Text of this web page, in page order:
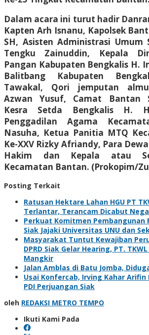
Dalam acara ini turut hadir
Kapten Arh Isnanu, Kapolsek
SH, Asisten Administrasi Umum
Tengku Zainuddin, Kepala
Pangan Kabupaten Bengkalis H.
Balitbang Kabupaten
Tawakal, Qori jemputan
Azwan Yusuf, Camat Bantan
Kesra Setda Bengkalis H.
Penggadilan Agama
Nasuha, Ketua Panitia MTQ
Ke-XXV Rizky Afriandy, Para
Hakim dan Kepala atau
Kecamatan Bantan. (Prokopim/
Posting Terkait
Ratusan Hektare Lahan HGU PT
Terlantar, Terancam Dicabut
Perkuat Komitmen Pembangunan
Siak Jajaki Universitas UNU dan
Masyarakat Tuntut Kewajiban
DPRD Siak Gelar Hearing, PT.
Mangkir
Jalan Amblas di Batu Jomba,
Usai Konfercab, Irving Kahar Arifin
PDI Perjuangan Siak
oleh REDAKSI METRO TEMPO
Ikuti Kami Pada